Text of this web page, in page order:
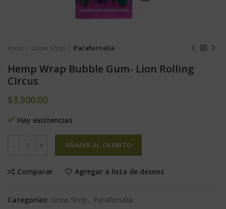
Inicio Grow Shop Parafernalia
Hemp Wrap Bubble Gum- Lion Rolling
Circus
$3,500.00
Hay existencias
AÑADIR AL CARRITO
Comparar Agregar a lista de deseos
Categorías: Grow Shop , Parafernalia